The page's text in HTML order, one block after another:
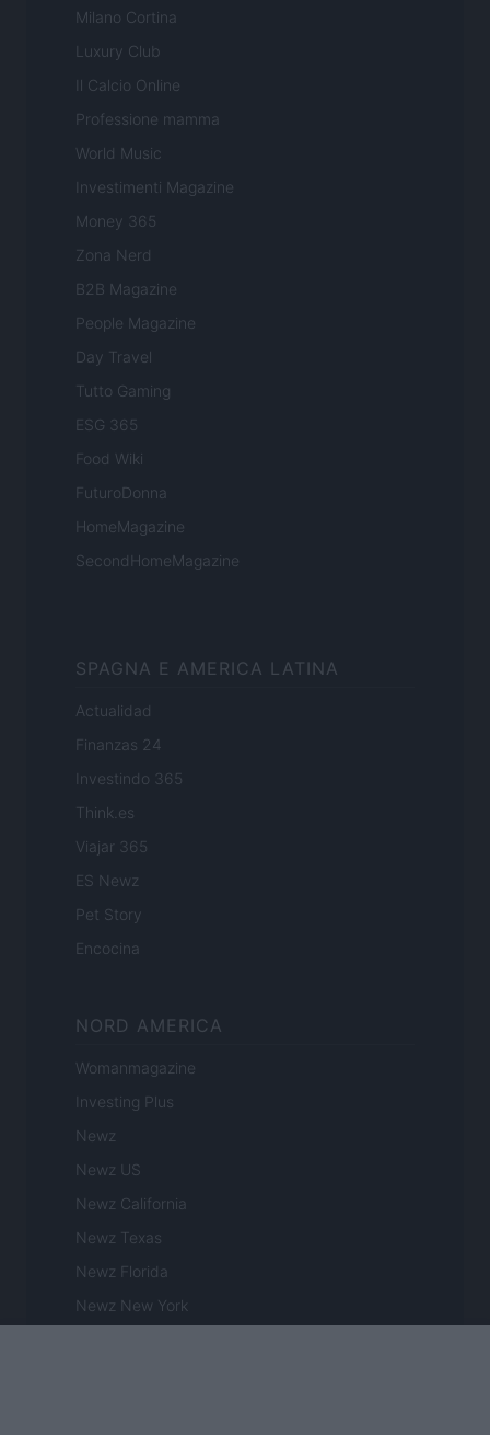
Milano Cortina
Luxury Club
Il Calcio Online
Professione mamma
World Music
Investimenti Magazine
Money 365
Zona Nerd
B2B Magazine
People Magazine
Day Travel
Tutto Gaming
ESG 365
Food Wiki
FuturoDonna
HomeMagazine
SecondHomeMagazine
SPAGNA E AMERICA LATINA
Actualidad
Finanzas 24
Investindo 365
Think.es
Viajar 365
ES Newz
Pet Story
Encocina
NORD AMERICA
Womanmagazine
Investing Plus
Newz
Newz US
Newz California
Newz Texas
Newz Florida
Newz New York